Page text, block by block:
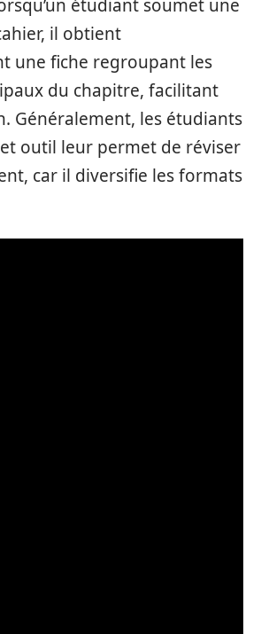
étudiant soumet une
il obtient
une fiche regroupant les
du chapitre, facilitant
Généralement, les étudiants
outil leur permet de réviser
car il diversifie les formats